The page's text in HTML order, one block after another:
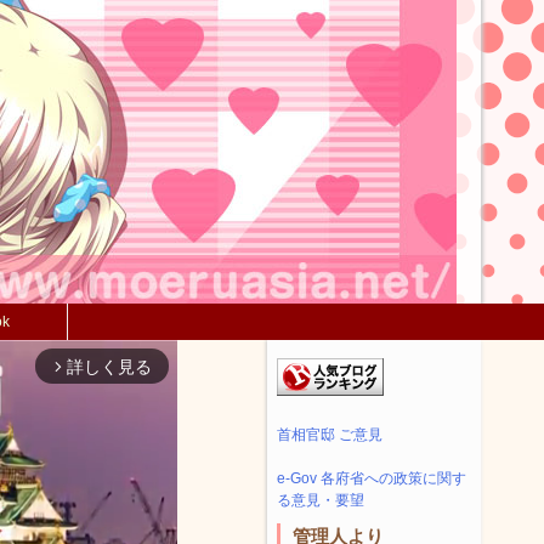
arrow_forward_ios 詳しく見る
首相官邸 ご意見
e-Gov 各府省への政策に関す
る意見・要望
管理人より